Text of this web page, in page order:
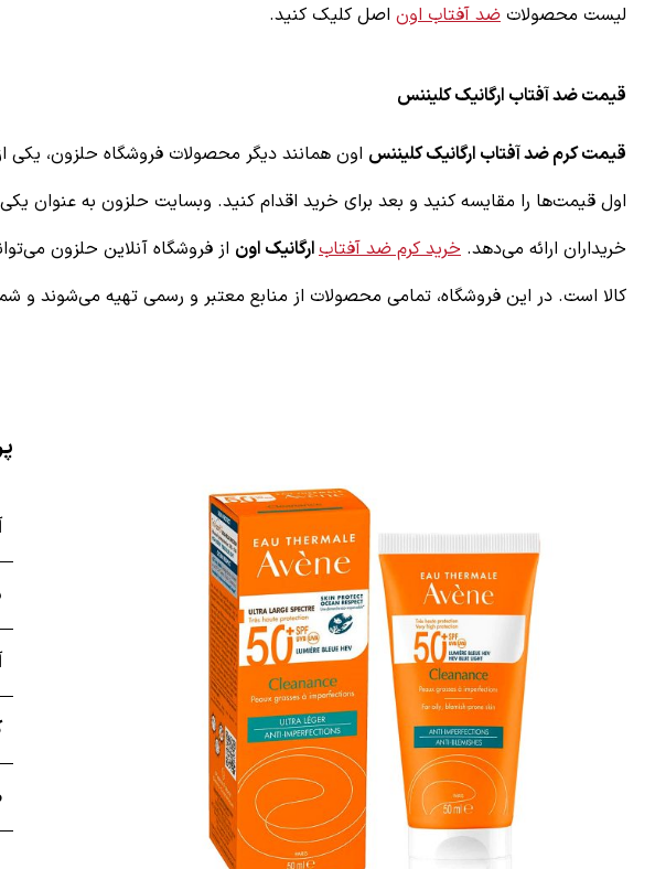
لیست محصولات ضد آفتاب اون اصل کلیک کنید.
قیمت ضد آفتاب ارگانیک کلیننس
قیمت کرم ضد آفتاب ارگانیک کلیننس اون همانند دیگر محصولات فروشگاه حلزون، یکی
اول قیمت‌ها را مقایسه کنید و بعد برای خرید اقدام کنید. وبسایت حلزون به عنوان
خریداران ارائه می‌دهد. خرید کرم ضد آفتابارگانیک اون از فروشگاه آنلاین حلزون
کالا است. در این فروشگاه، تمامی محصولات از منابع معتبر و رسمی تهیه می‌شوند و